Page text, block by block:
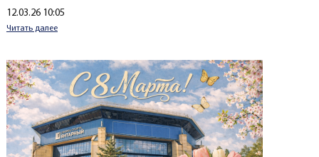
Создано
12.03.26 10:05
Читать далее